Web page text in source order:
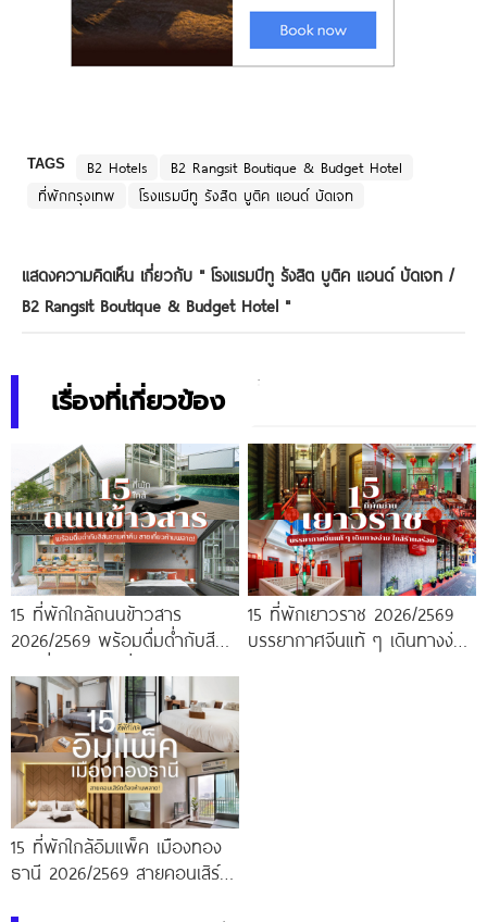
TAGS B2 Hotels
B2 Rangsit Boutique & Budget Hotel
ที่พักกรุงเทพ
โรงแรมบีทู รังสิต บูติค แอนด์ บัดเจท
แสดงความคิดเห็น เกี่ยวกับ " โรงแรมบีทู รังสิต บูติค แอนด์ บัดเจท /
B2 Rangsit Boutique & Budget Hotel "
เรื่องที่เกี่ยวข้อง
15 ที่พักใกล้ถนนข้าวสาร
2026/2569 พร้อมดื่มด่ำกับสีสัน
15 ที่พักเยาวราช 2026/2569
บรรยากาศจีนแท้ ๆ เดินทางง่าย
15 ที่พักใกล้อิมแพ็ค เมืองทอง
ธานี 2026/2569 สายคอนเสิร์ต